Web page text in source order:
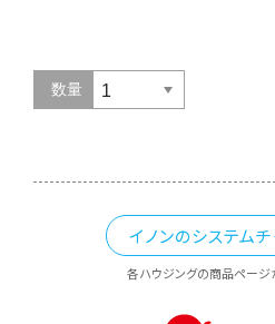
数量
イノンのシステム
各ハウジングの商品ページ